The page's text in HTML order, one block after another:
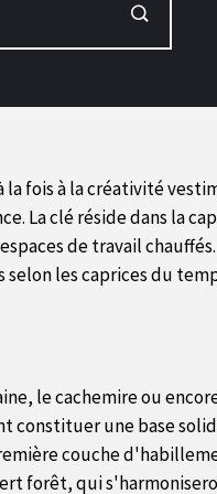
fois à la créativité
La clé réside dans la
de travail
les caprices du
le cachemire ou
constituer une base
couche
forêt, qui